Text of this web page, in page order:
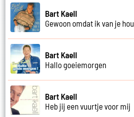
Bart Kaell
Gewoon omdat ik van je hou
Bart Kaell
Hallo goeiemorgen
Bart Kaell
Heb jij een vuurtje voor mij